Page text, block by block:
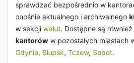
sprawdzać bezpośrednio w
onośnie aktualnego i archiwalnego
w sekcji walut. Dostępne są również
kantorów w pozostałych miastach
Gdynia, Słupsk, Tczew, Sopot.